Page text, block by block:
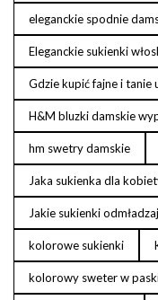
eleganckie spodnie
Eleganckie sukienki
Gdzie kupić fajne i tanie
H&M bluzki damskie
hm swetry damskie
Jaka sukienka dla
Jakie sukienki
kolorowe sukienki
kolorowy sweter w